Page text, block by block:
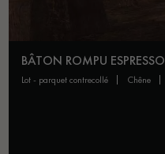
BÂTON ROMPU ESPRESSO
lot - parquet contrecollé chêne